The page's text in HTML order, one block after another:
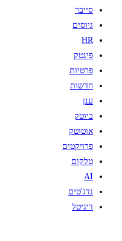
סייבר
גיוסים
HR
פינטק
פרטיות
חדשות
ענן
ביוטק
אוטוטק
פרויקטים
טלקום
AI
גדג'טים
דיגיטל